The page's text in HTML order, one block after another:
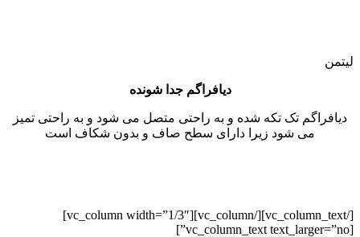
لیتمن
دیافراگم جدا شونده
دیافراگم تک تکه شده و به راحتی متصل می شود و به راحتی تمیز
می شود زیرا دارای سطح صاف و بدون شکاف است
[/vc_column_text][/vc_column][vc_column width=”1/3″]
[vc_column_text text_larger=”no”]